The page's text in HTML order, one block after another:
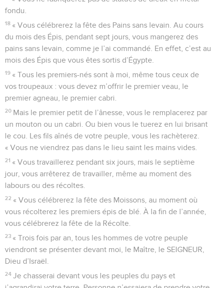
fondu.
18 « Vous célébrerez la fête des Pains sans levain. Au cours
du mois des Épis, pendant sept jours, vous mangerez des
pains sans levain, comme je l’ai commandé. En effet, c’est au
mois des Épis que vous êtes sortis d’Égypte.
19 « Tous les premiers-nés sont à moi, même tous ceux de
vos troupeaux : vous devez m’offrir le premier veau, le
premier agneau, le premier cabri.
20 Mais le premier petit de l’ânesse, vous le remplacerez par
un mouton ou un cabri. Ou bien vous le tuerez en lui brisant
le cou. Les fils aînés de votre peuple, vous les rachèterez.
« Vous ne viendrez pas dans le lieu saint les mains vides.
21 « Vous travaillerez pendant six jours, mais le septième
jour, vous arrêterez de travailler, même au moment des
labours ou des récoltes.
22 « Vous célébrerez la fête des Moissons, au moment où
vous récolterez les premiers épis de blé. À la fin de l’année,
vous célébrerez la fête de la Récolte.
23 « Trois fois par an, tous les hommes de votre peuple
viendront se présenter devant moi, le Maître, le SEIGNEUR,
Dieu d’Israël.
24 Je chasserai devant vous les peuples du pays et